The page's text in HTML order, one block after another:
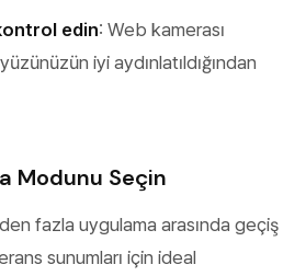
edin: Web kamerası
iyi aydınlatıldığından
Modunu Seçin
fazla uygulama arasında geçiş
sunumları için ideal